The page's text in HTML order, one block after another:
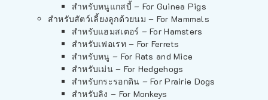
สำหรับหนูแกสบี้ – For Guinea Pigs
สำหรับสัตว์เลี้ยงลูกด้วยนม – For Mammals
สำหรับแฮมสเตอร์ – For Hamsters
สำหรับเฟอเรท – For Ferrets
สำหรับหนู – For Rats and Mice
สำหรับเม่น – For Hedgehogs
สำหรับกระรอกดิน – For Prairie Dogs
สำหรับลิง – For Monkeys